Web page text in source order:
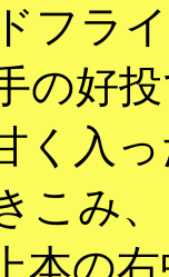
フラ
の好
く入
こみ
本の